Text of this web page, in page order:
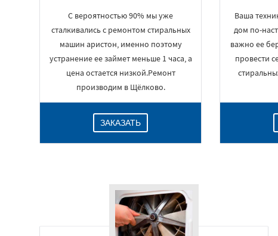
С вероятностью 90% мы уже
сталкивались с ремонтом стиральных
машин аристон, именно поэтому
устранение ее займет меньше 1 часа, а
цена остается низкой.Ремонт
производим в Щёлково.
ЗАКАЗАТЬ
Ваша
дом по-
важно ее
провести